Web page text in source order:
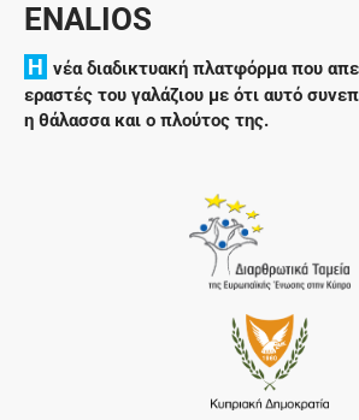
ENALIOS
H νέα διαδικτυακή πλατφόρμα που
εραστές του γαλάζιου με ότι αυτό
η θάλασσα και ο πλούτος της.